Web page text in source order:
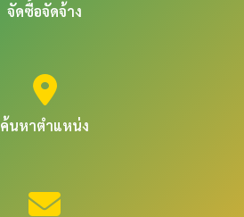
จัดซื้อจัดจ้าง
ค้นหาตำแหน่ง